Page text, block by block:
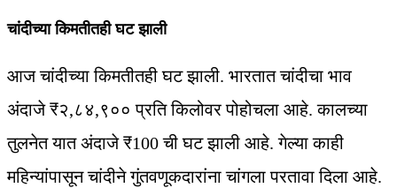
चांदीच्या किमतीतही घट झाली
आज चांदीच्या किमतीतही घट झाली. भारतात चांदीचा भाव
अंदाजे ₹२,८४,९०० प्रति किलोवर पोहोचला आहे. कालच्या
तुलनेत यात अंदाजे ₹100 ची घट झाली आहे. गेल्या काही
महिन्यांपासून चांदीने गुंतवणूकदारांना चांगला परतावा दिला आहे.